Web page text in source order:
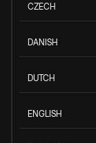
CZECH
DANISH
DUTCH
ENGLISH